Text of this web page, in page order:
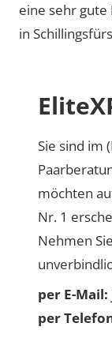
eine sehr gute
in
Sie sind im
möchten
Nr. 1
Nehmen
per E-Mail:
per